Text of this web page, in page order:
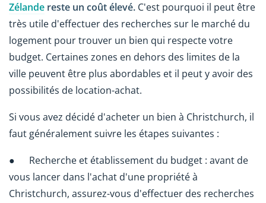
Zélande reste un coût élevé. C'est pourquoi il peut être
très utile d'effectuer des recherches sur le marché du
logement pour trouver un bien qui respecte votre
budget. Certaines zones en dehors des limites de la
ville peuvent être plus abordables et il peut y avoir des
possibilités de location-achat.
Si vous avez décidé d'acheter un bien à Christchurch, il
faut généralement suivre les étapes suivantes :
● Recherche et établissement du budget : avant de
vous lancer dans l'achat d'une propriété à
Christchurch, assurez-vous d'effectuer des recherches